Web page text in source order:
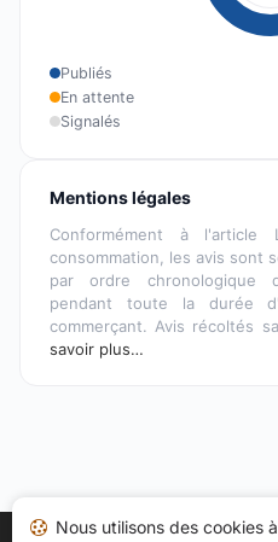
Publiés
En attente
Signalés
Mentions légales
Conformément à
consommation, les avis sont
par ordre chronologique
pendant toute la durée
commerçant. Avis récoltés
savoir plus…
Nous utilisons des cookies